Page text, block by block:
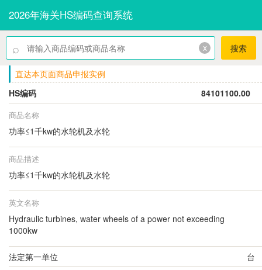
2026年海关HS编码查询系统
⌕ x 搜索
直达本页面商品申报实例
HS编码
84101100.00
商品名称
功率≤1千kw的水轮机及水轮
商品描述
功率≤1千kw的水轮机及水轮
英文名称
Hydraulic turbines, water wheels of a power not exceeding
1000kw
法定第一单位
台